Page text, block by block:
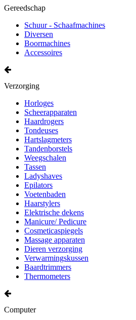
Gereedschap
Schuur - Schaafmachines
Diversen
Boormachines
Accessoires
Verzorging
Horloges
Scheerapparaten
Haardrogers
Tondeuses
Hartslagmeters
Tandenborstels
Weegschalen
Tassen
Ladyshaves
Epilators
Voetenbaden
Haarstylers
Elektrische dekens
Manicure/ Pedicure
Cosmeticaspiegels
Massage apparaten
Dieren verzorging
Verwarmingskussen
Baardtrimmers
Thermometers
Computer